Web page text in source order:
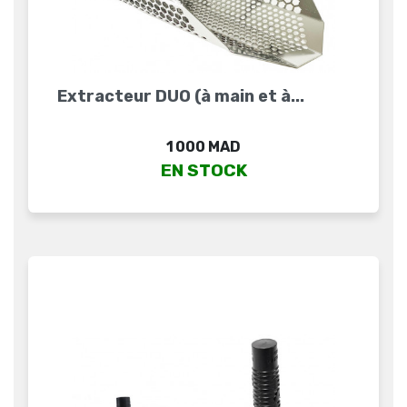
Extracteur DUO (à main et à...
Prix
1 000 MAD
EN STOCK